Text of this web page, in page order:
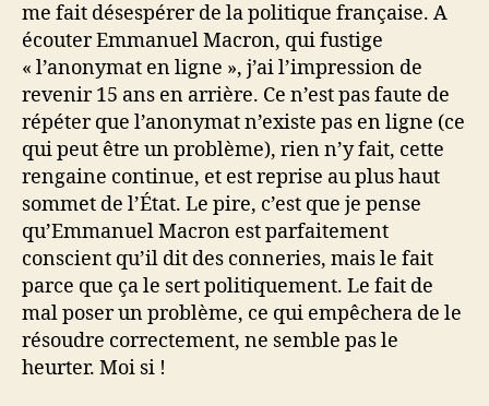
me fait désespérer de la politique française. A
écouter Emmanuel Macron, qui fustige
« l’anonymat en ligne », j’ai l’impression de
revenir 15 ans en arrière. Ce n’est pas faute de
répéter que l’anonymat n’existe pas en ligne (ce
qui peut être un problème), rien n’y fait, cette
rengaine continue, et est reprise au plus haut
sommet de l’État. Le pire, c’est que je pense
qu’Emmanuel Macron est parfaitement
conscient qu’il dit des conneries, mais le fait
parce que ça le sert politiquement. Le fait de
mal poser un problème, ce qui empêchera de le
résoudre correctement, ne semble pas le
heurter. Moi si !